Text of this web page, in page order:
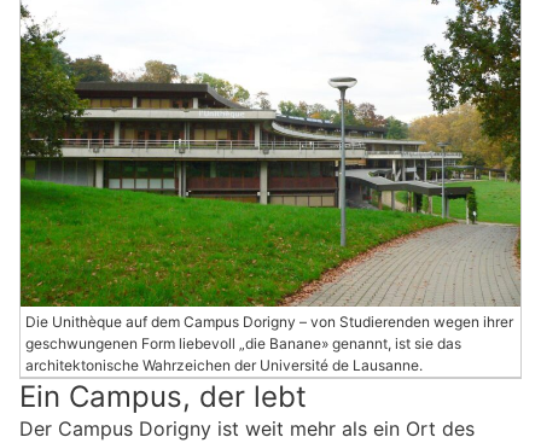
Die Unithèque auf dem Campus Dorigny – von Studierenden wegen ihrer
geschwungenen Form liebevoll „die Banane» genannt, ist sie das
architektonische Wahrzeichen der Université de Lausanne.
Ein Campus, der lebt
Der Campus Dorigny ist weit mehr als ein Ort des